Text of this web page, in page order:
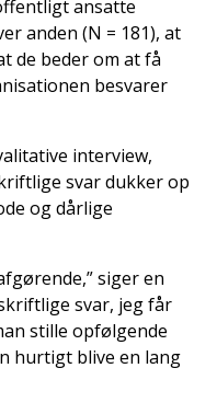
ansatte
anden (N = 181), at
de beder om at få
besvarer
interview,
svar dukker op
og dårlige
siger en
svar, jeg får
stille opfølgende
hurtigt blive en lang